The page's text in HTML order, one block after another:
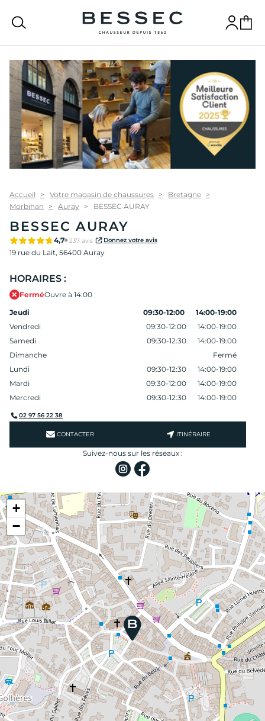
bessec-chaussures
Recherche Connexion
Panier
Accueil Votre magasin de chaussures
Bretagne
Morbihan
Auray BESSEC AURAY
BESSEC AURAY
4,7 237 avis Donnez votre avis
19 rue du Lait, 56400 Auray
HORAIRES :
FerméOuvre à 14:00
Jeudi
09:30-12:00
14:00-19:00
Vendredi
09:30-12:00
14:00-19:00
Samedi
09:30-12:30
14:00-19:00
Dimanche
Fermé
Lundi
09:30-12:30
14:00-19:00
Mardi
09:30-12:00
14:00-19:00
Mercredi
09:30-12:30 14:00-19:00
02 97 56 22 38
CONTACTER ITINÉRAIRE
Suivez-nous sur les réseaux :
+
−